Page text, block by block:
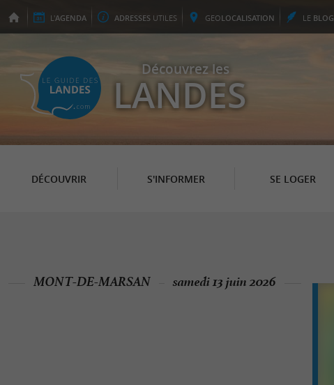
L'AGENDA ADRESSES UTILES GEOLOCALISATION LE BLOG
Découvrez les
LANDES
DÉCOUVRIR S'INFORMER SE LOGER
MONT-DE-MARSAN samedi 13 juin 2026